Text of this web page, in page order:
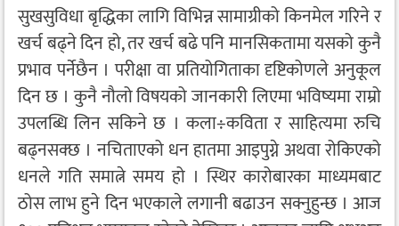
सुखसुविधा बृद्धिका लागि विभिन्न सामाग्रीको किनमेल गरिने र
खर्च बढ्ने दिन हो, तर खर्च बढे पनि मानसिकतामा यसको कुनै
प्रभाव पर्नेछैन । परीक्षा वा प्रतियोगिताका दृष्टिकोणले अनुकूल
दिन छ । कुनै नौलो विषयको जानकारी लिएमा भविष्यमा राम्रो
उपलब्धि लिन सकिने छ । कला÷कविता र साहित्यमा रुचि
बढ्नसक्छ । नचिताएको धन हातमा आइपुग्ने अथवा रोकिएको
धनले गति समात्ने समय हो । स्थिर कारोबारका माध्यमबाट
ठोस लाभ हुने दिन भएकाले लगानी बढाउन सक्नुहुन्छ । आज